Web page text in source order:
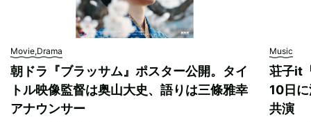
Movie,Drama
朝ドラ『ブラッサム』ポスター公開。タイ
トル映像監督は奥山大史、語りは三條雅幸
アナウンサー
Music
荘子it
10日
共演